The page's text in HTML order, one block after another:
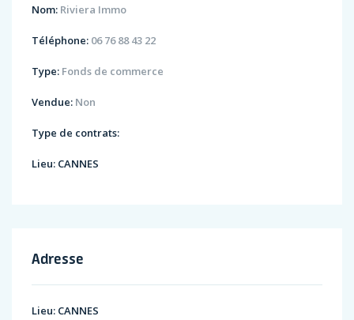
Nom: Riviera Immo
Téléphone: 06 76 88 43 22
Type: Fonds de commerce
Vendue: Non
Type de contrats:
Lieu: CANNES
Adresse
Lieu: CANNES